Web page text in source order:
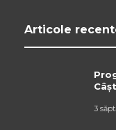
Articole
3